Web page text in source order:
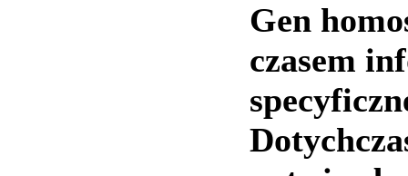
Gen
czasem